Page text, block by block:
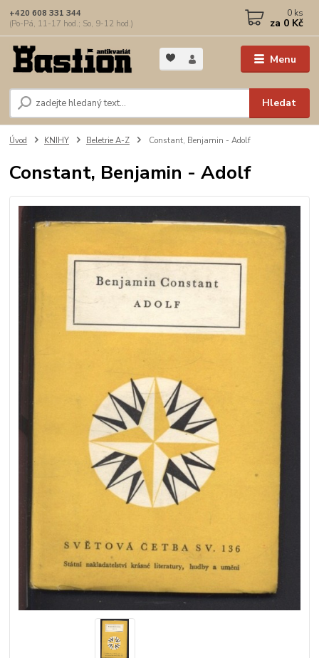
Menu
Hledat
+420 608 331 344
(Po-Pá, 11-17 hod.; So, 9-12 hod.)
0 ks
za 0 Kč
Úvod KNIHY Beletrie A-Z Constant, Benjamin - Adolf
Constant, Benjamin - Adolf